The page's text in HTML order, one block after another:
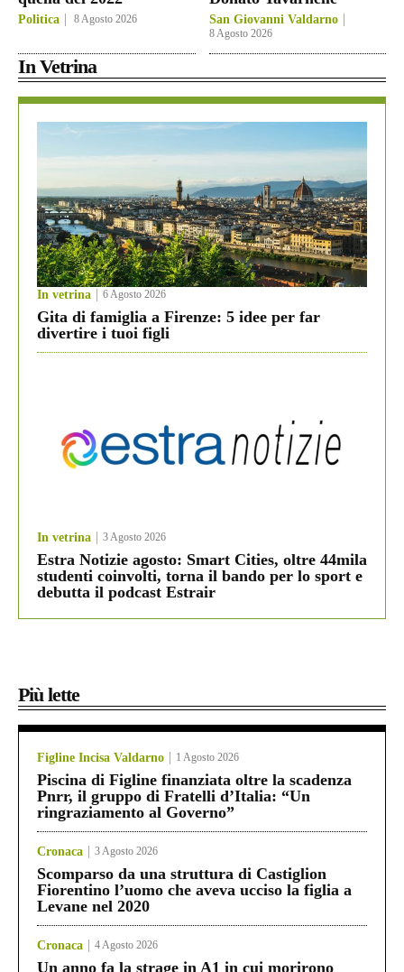
Politica 8 Agosto 2026 San Giovanni Valdarno
8 Agosto 2026
In Vetrina
In vetrina 6 Agosto 2026
Gita di famiglia a Firenze: 5 idee per far
divertire i tuoi figli
In vetrina 3 Agosto 2026
Estra Notizie agosto: Smart Cities, oltre 44mila
studenti coinvolti, torna il bando per lo sport e
debutta il podcast Estrair
Più lette
Figline Incisa Valdarno 1 Agosto 2026
Piscina di Figline finanziata oltre la scadenza
Pnrr, il gruppo di Fratelli d’Italia: “Un
ringraziamento al Governo”
Cronaca 3 Agosto 2026
Scomparso da una struttura di Castiglion
Fiorentino l’uomo che aveva ucciso la figlia a
Levane nel 2020
Cronaca 4 Agosto 2026
Un anno fa la strage in A1 in cui morirono